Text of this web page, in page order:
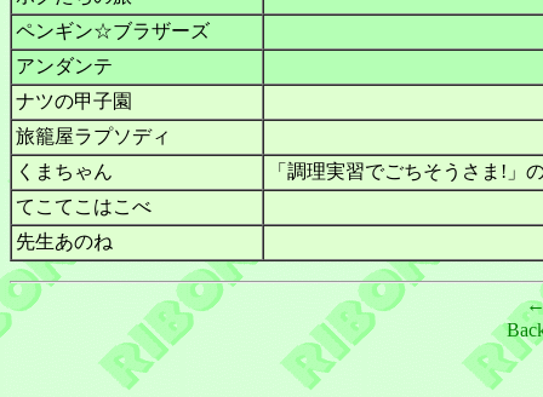
ペンギン☆ブラザーズ
アンダンテ
ナツの甲子園
旅籠屋ラプソディ
くまちゃん
「調理実習でごちそうさま!」
てこてこはこべ
先生あのね
←